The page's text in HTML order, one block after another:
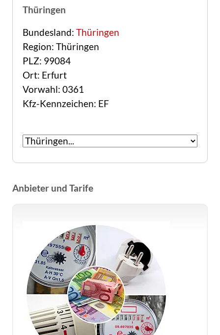
Thüringen
Bundesland: Thüringen
Region: Thüringen
PLZ: 99084
Ort: Erfurt
Vorwahl: 0361
Kfz-Kennzeichen: EF
Anbieter und Tarife